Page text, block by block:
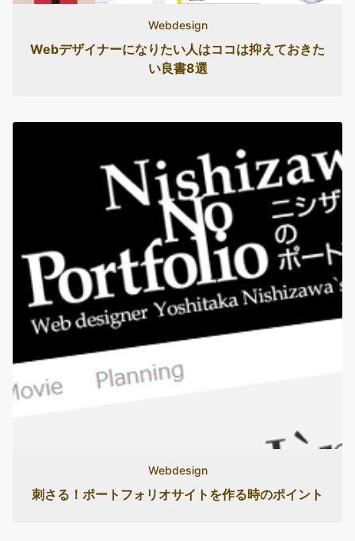
Webdesign
Webデザイナーになりたい人はココは抑えておきた
い良書8選
Webdesign
刺さる！ポートフォリオサイトを作る時のポイント